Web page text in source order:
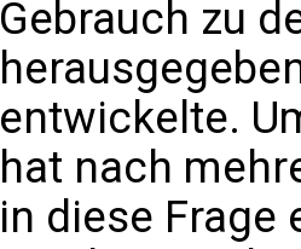
Gebrauch zu
entwickelte.
hat nach
in diese Frage